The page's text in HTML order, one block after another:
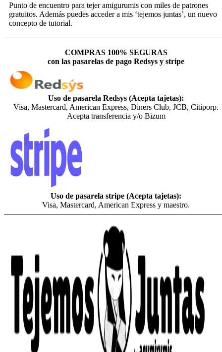
Punto de encuentro para tejer amigurumis con miles de patrones
gratuitos. Además puedes acceder a mis ‘tejemos juntas’, un nuevo
concepto de tutorial.
COMPRAS 100% SEGURAS
con las pasarelas de pago Redsys y stripe
Uso de pasarela Redsys (Acepta tajetas):
Visa, Mastercard, American Express, Diners Club, JCB, Citiporp.
Acepta transferencia y/o Bizum
Uso de pasarela stripe (Acepta tajetas):
Visa, Mastercard, American Express y maestro.